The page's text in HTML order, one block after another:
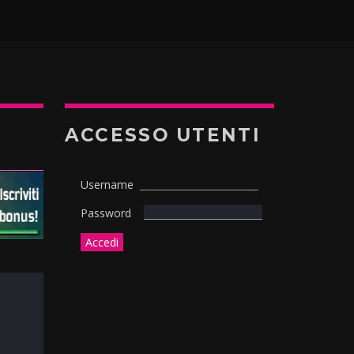
ACCESSO UTENTI
Username
Password